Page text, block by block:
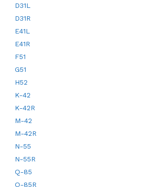
D31L
D31R
E41L
E41R
F51
G51
H52
K-42
K-42R
M-42
M-42R
N-55
N-55R
Q-85
Q-85R